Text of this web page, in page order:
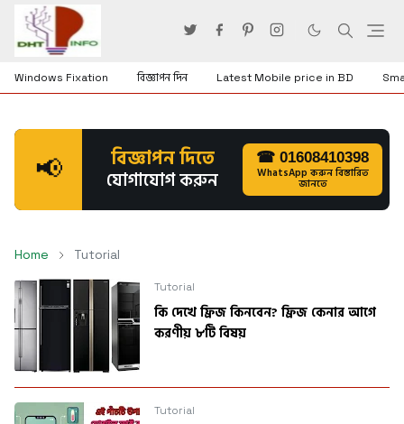
Windows Fixation বিজ্ঞাপন দিন Latest Mobile price in BD
📢 বিজ্ঞাপন দিতে
যোগাযোগ করুন
☎ 01608410398
WhatsApp করুন বিস্তারিত
জানতে
Home Tutorial
Tutorial
কি দেখে ফ্রিজ কিনবেন? ফ্রিজ কেনার আগে
করণীয় ৮টি বিষয়
Tutorial